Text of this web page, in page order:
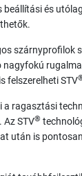
beállítási és
szárnyprofilok
felszerelheti STV
a ragasztási
Az STV®
után is